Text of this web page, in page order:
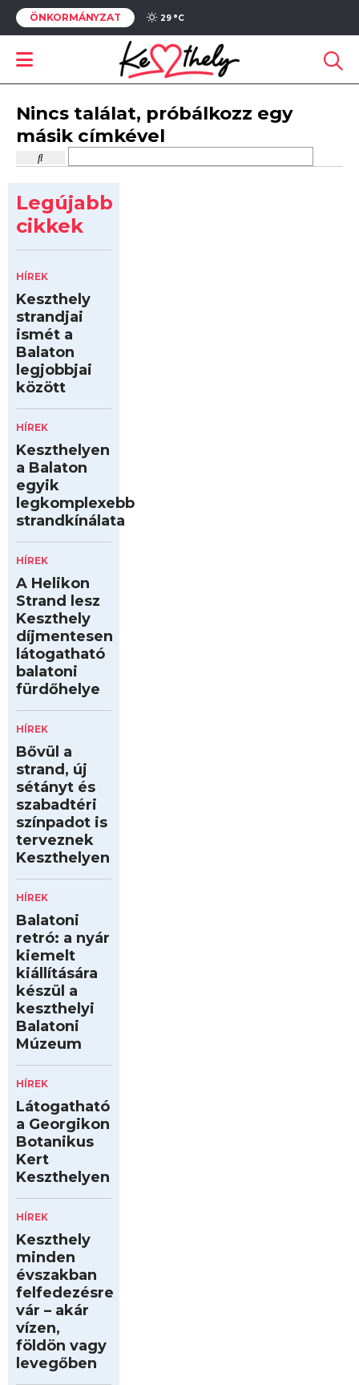
ÖNKORMÁNYZAT 29 °C
Nincs találat, próbálkozz egy
másik címkével
Legújabb
cikkek
HÍREK
Keszthely
strandjai
ismét a
Balaton
legjobbjai
között
HÍREK
Keszthelyen
a Balaton
egyik
legkomplexebb
strandkínálata
HÍREK
A Helikon
Strand lesz
Keszthely
díjmentesen
látogatható
balatoni
fürdőhelye
HÍREK
Bővül a
strand, új
sétányt és
szabadtéri
színpadot is
terveznek
Keszthelyen
HÍREK
Balatoni
retró: a nyár
kiemelt
kiállítására
készül a
keszthelyi
Balatoni
Múzeum
HÍREK
Látogatható
a Georgikon
Botanikus
Kert
Keszthelyen
HÍREK
Keszthely
minden
évszakban
felfedezésre
vár – akár
vízen,
földön vagy
levegőben